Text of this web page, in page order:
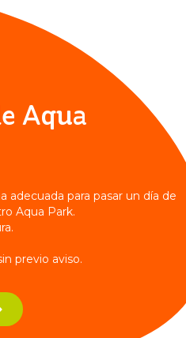
Aqua
adecuada para pasar un día de
Aqua Park.
previo aviso.